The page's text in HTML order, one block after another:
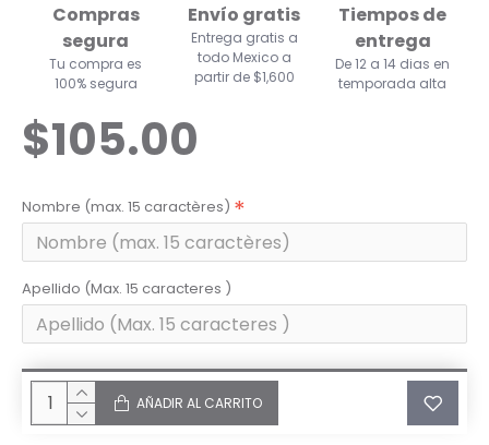
Compras
segura
Tu compra es
100% segura
Envío gratis
Entrega gratis a
todo Mexico a
partir de $1,600
Tiempos de
entrega
De 12 a 14 dias en
temporada alta
$105.00
Nombre (max. 15 caractères)
Apellido (Max. 15 caracteres )
AÑADIR AL CARRITO